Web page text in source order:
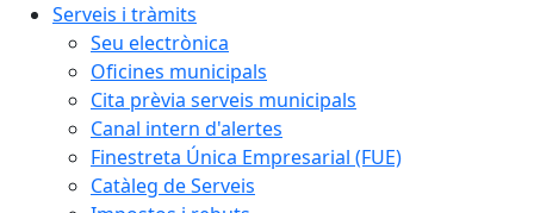
Serveis i tràmits
Seu electrònica
Oficines municipals
Cita prèvia serveis municipals
Canal intern d'alertes
Finestreta Única Empresarial (FUE)
Catàleg de Serveis